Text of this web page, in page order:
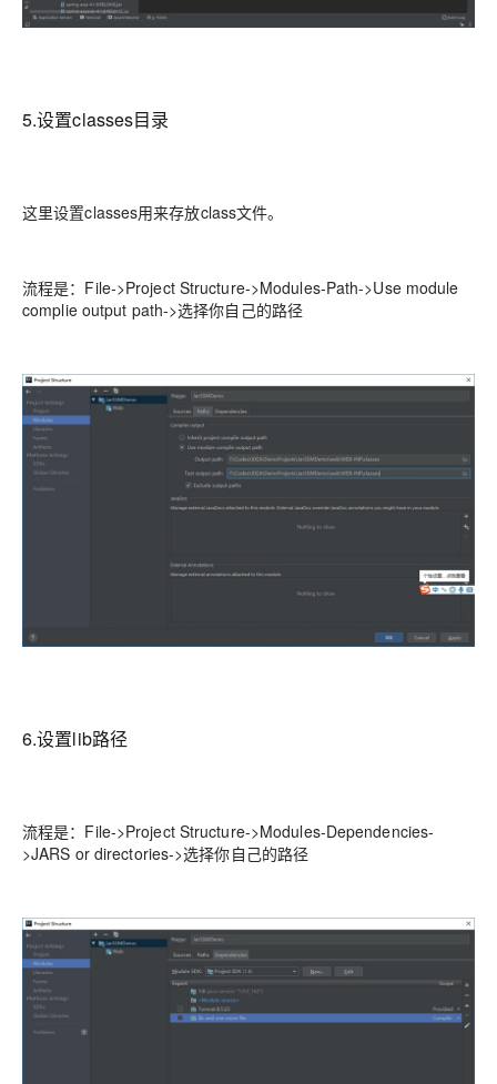
5.设置classes目录
这里设置classes用来存放class文件。
流程是：File->Project Structure->Modules-Path->Use module
complie output path->选择你自己的路径
6.设置lib路径
流程是：File->Project Structure->Modules-Dependencies-
>JARS or directories->选择你自己的路径